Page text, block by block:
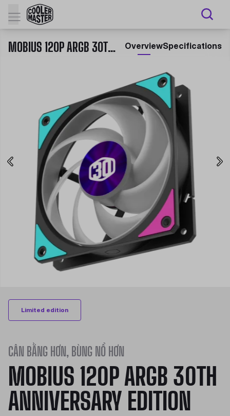
MOBIUS 120P ARGB 30TH ANNIVERSARY EDITION OverviewSpecifications
Limited edition
CÂN BẰNG HƠN, BÙNG NỔ HƠN
MOBIUS 120P ARGB 30TH
ANNIVERSARY EDITION